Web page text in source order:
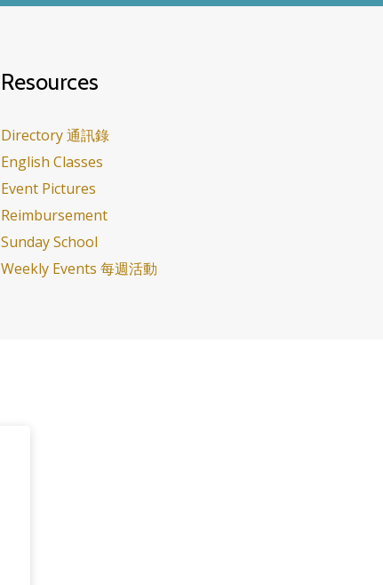
Resources
Directory 通訊錄
English Classes
Event Pictures
Reimbursement
Sunday School
Weekly Events 每週活動